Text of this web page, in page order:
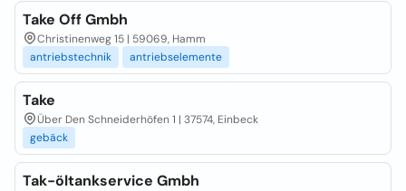
Take Off Gmbh
Christinenweg 15 | 59069, Hamm
antriebstechnik
antriebselemente
Take
Über Den Schneiderhöfen 1 | 37574, Einbeck
gebäck
Tak-öltankservice Gmbh